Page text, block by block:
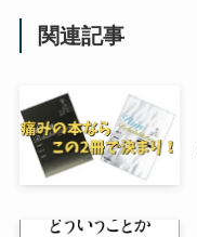
関連記事